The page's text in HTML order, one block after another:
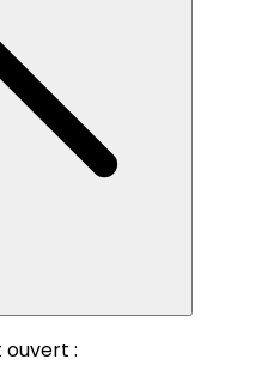
ouvert :